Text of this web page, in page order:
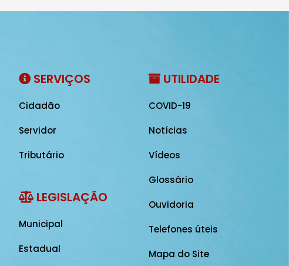
SERVIÇOS
Cidadão
Servidor
Tributário
LEGISLAÇÃO
Municipal
Estadual
UTILIDADE
COVID-19
Notícias
Vídeos
Glossário
Ouvidoria
Telefones úteis
Mapa do Site